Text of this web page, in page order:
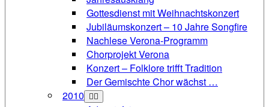
Gottesdienst mit Weihnachtskonzert
Jubiläumskonzert – 10 Jahre Songfire
Nachlese Verona-Programm
Chorprojekt Verona
Konzert – Folklore trifft Tradition
Der Gemischte Chor wächst …
2010